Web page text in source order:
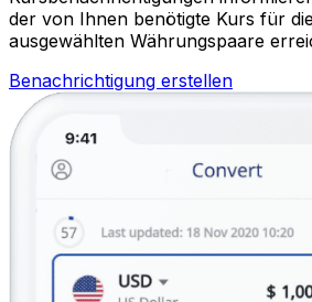
der von Ihnen benötigte Kurs für
ausgewählten Währungspaare
Benachrichtigung erstellen